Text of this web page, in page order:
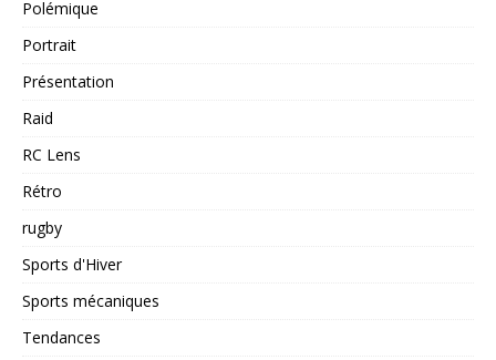
Polémique
Portrait
Présentation
Raid
RC Lens
Rétro
rugby
Sports d'Hiver
Sports mécaniques
Tendances